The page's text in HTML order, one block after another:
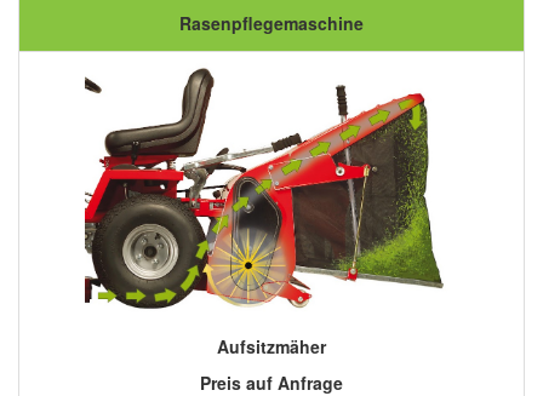
Rasenpflegemaschine
Aufsitzmäher
Preis auf Anfrage